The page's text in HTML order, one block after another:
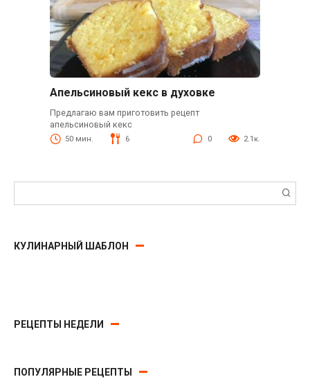
Апельсиновый кекс в духовке
Предлагаю вам приготовить рецепт
апельсиновый кекс
50 мин. 6 0 2.1к.
КУЛИНАРНЫЙ ШАБЛОН
РЕЦЕПТЫ НЕДЕЛИ
ПОПУЛЯРНЫЕ РЕЦЕПТЫ